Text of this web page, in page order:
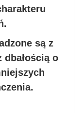
są z
dbałością o